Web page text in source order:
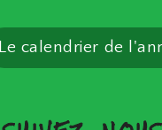
Le calendrier de